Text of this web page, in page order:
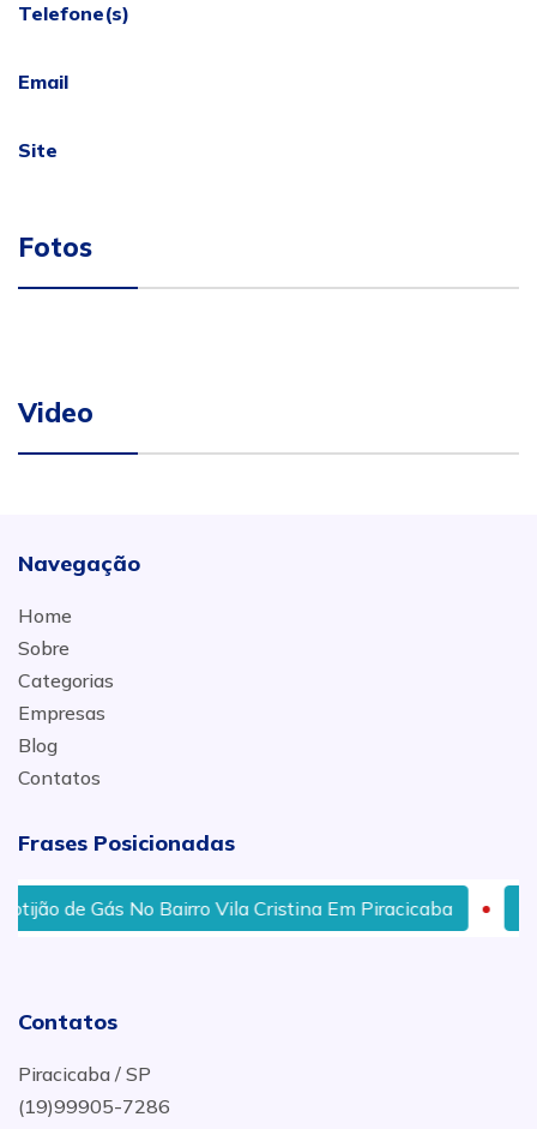
Telefone(s)
Email
Site
Fotos
Video
Navegação
Home
Sobre
Categorias
Empresas
Blog
Contatos
Frases Posicionadas
de Gás No Bairro Vila Cristina Em Piracicaba
Contatos
Piracicaba / SP
(19)99905-7286